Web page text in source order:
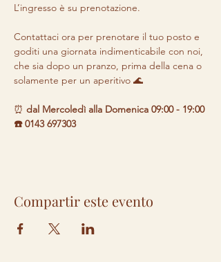
L’ingresso è su prenotazione.
Contattaci ora per prenotare il tuo posto e
goditi una giornata indimenticabile con noi,
che sia dopo un pranzo, prima della cena o
solamente per un aperitivo 🌊
⏰ dal Mercoledì alla Domenica 09:00 - 19:00
☎️ 0143 697303
Compartir este evento